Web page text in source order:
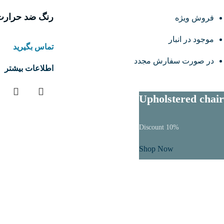
فروش ویژه
موجود در انبار
در صورت سفارش مجدد
Upholstered chair
Discount 10%
Shop Now
رنگ ضد حرارت 400 درجه
تماس بگیرید
اطلاعات بیشتر